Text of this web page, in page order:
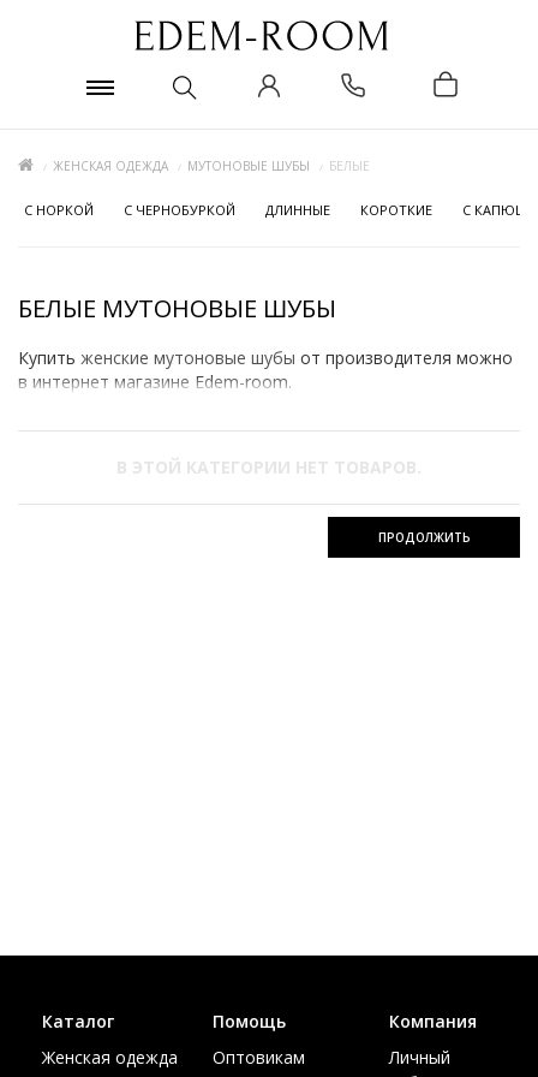
ЖЕНСКАЯ ОДЕЖДА МУТОНОВЫЕ ШУБЫ БЕЛЫЕ
C НОРКОЙ C ЧЕРНОБУРКОЙ ДЛИННЫЕ КОРОТКИЕ С
БЕЛЫЕ МУТОНОВЫЕ ШУБЫ
Купить женские мутоновые шубы от производителя можно
в интернет магазине Edem-room.
В ЭТОЙ КАТЕГОРИИ НЕТ ТОВАРОВ.
ПРОДОЛЖИТЬ
Каталог
Женская одежда
Помощь
Оптовикам
Компания
Личный